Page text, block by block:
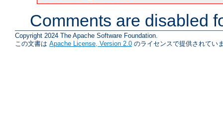
Comments are disabled
Copyright 2024 The Apache Software Foundation.
この文書は Apache License, Version 2.0 のライセンスで提供されてい